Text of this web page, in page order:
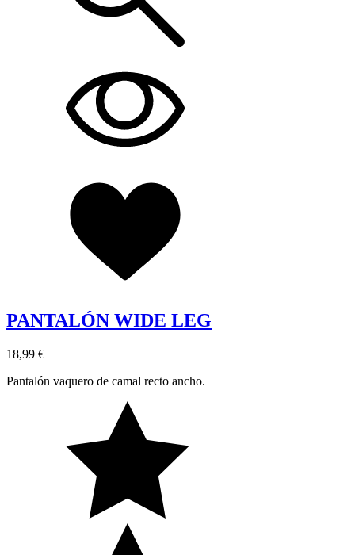
PANTALÓN WIDE LEG
18,99 €
Pantalón vaquero de camal recto ancho.